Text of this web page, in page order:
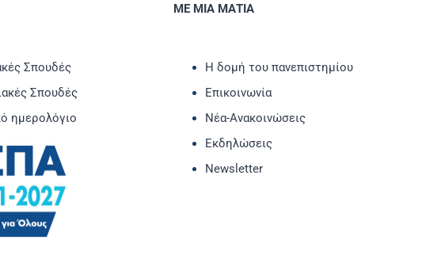
Σπουδές
Σπουδές
ημερολόγιο
ΜΕ ΜΙΑ ΜΑΤΙΑ
Η δομή του πανεπιστημίου
Επικοινωνία
Νέα-Ανακοινώσεις
Εκδηλώσεις
Newsletter